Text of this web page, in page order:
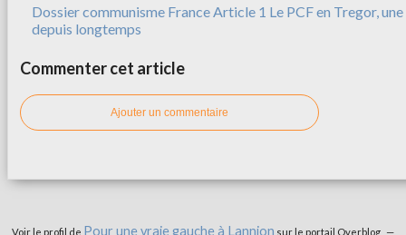
Dossier communisme France Article 1 Le PCF en Tregor,
depuis longtemps
Commenter cet article
Ajouter un commentaire
Voir le profil de Pour une vraie gauche à Lannion sur le portail Overblog